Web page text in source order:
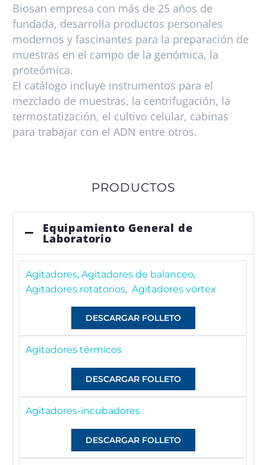
Biosan empresa con más de 25 años de
fundada, desarrolla productos personales
modernos y fascinantes para la preparación de
muestras en el campo de la genómica, la
proteómica.
El catálogo incluye instrumentos para el
mezclado de muestras, la centrifugación, la
termostatización, el cultivo celular, cabinas
para trabajar con el ADN entre otros.
PRODUCTOS
Equipamiento General de
Laboratorio
Agitadores, Agitadores de balanceo,
Agitadores rotatorios, Agitadores vórtex
DESCARGAR FOLLETO
Agitadores térmicos
DESCARGAR FOLLETO
Agitadores-incubadores
DESCARGAR FOLLETO